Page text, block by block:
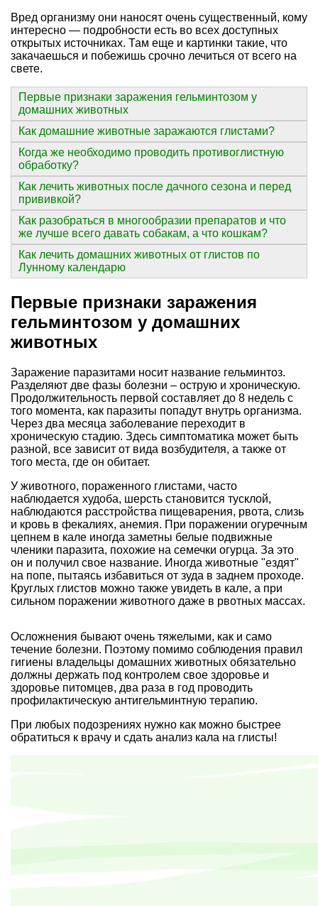
Вред организму они наносят очень существенный, кому
интересно — подробности есть во всех доступных
открытых источниках. Там еще и картинки такие, что
закачаешься и побежишь срочно лечиться от всего на
свете.
Первые признаки заражения гельминтозом у
домашних животных
Как домашние животные заражаются глистами?
Когда же необходимо проводить противоглистную
обработку?
Как лечить животных после дачного сезона и перед
прививкой?
Как разобраться в многообразии препаратов и что
же лучше всего давать собакам, а что кошкам?
Как лечить домашних животных от глистов по
Лунному календарю
Первые признаки заражения
гельминтозом у домашних
животных
Заражение паразитами носит название гельминтоз.
Разделяют две фазы болезни – острую и хроническую.
Продолжительность первой составляет до 8 недель с
того момента, как паразиты попадут внутрь организма.
Через два месяца заболевание переходит в
хроническую стадию. Здесь симптоматика может быть
разной, все зависит от вида возбудителя, а также от
того места, где он обитает.
У животного, пораженного глистами, часто
наблюдается худоба, шерсть становится тусклой,
наблюдаются расстройства пищеварения, рвота, слизь
и кровь в фекалиях, анемия. При поражении огуречным
цепнем в кале иногда заметны белые подвижные
членики паразита, похожие на семечки огурца. За это
он и получил свое название. Иногда животные "ездят"
на попе, пытаясь избавиться от зуда в заднем проходе.
Круглых глистов можно также увидеть в кале, а при
сильном поражении животного даже в рвотных массах.
Осложнения бывают очень тяжелыми, как и само
течение болезни. Поэтому помимо соблюдения правил
гигиены владельцы домашних животных обязательно
должны держать под контролем свое здоровье и
здоровье питомцев, два раза в год проводить
профилактическую антигельминтную терапию.
При любых подозрениях нужно как можно быстрее
обратиться к врачу и сдать анализ кала на глисты!